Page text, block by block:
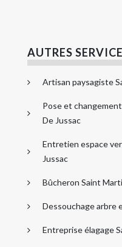
AUTRES
Artisan paysagiste
Pose et
De Jussac
Entretien espace
Jussac
Bûcheron Saint
Dessouchage arbre
Entreprise élagage